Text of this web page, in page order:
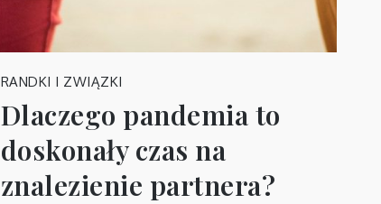
RANDKI I ZWIĄZKI
Dlaczego pandemia to
doskonały czas na
znalezienie partnera?